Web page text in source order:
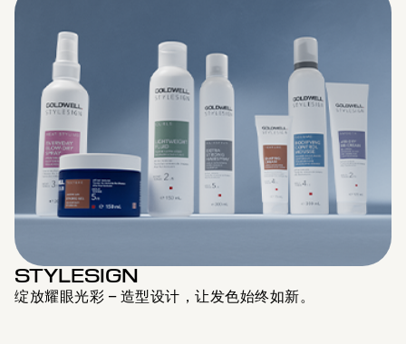
STYLESIGN
绽放耀眼光彩 – 造型设计，让发色始终如新。